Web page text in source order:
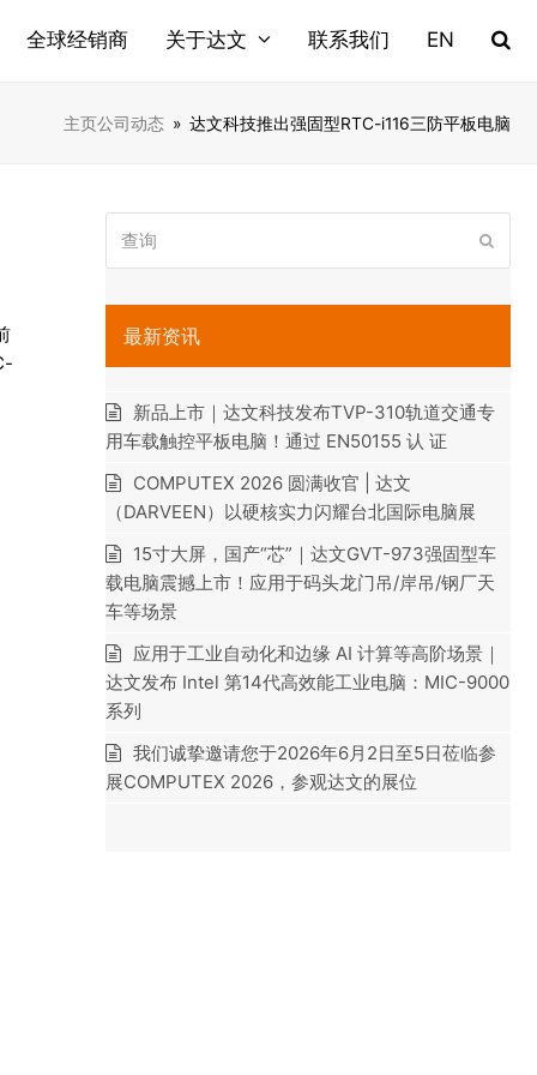
全球经销商 关于达文 联系我们 EN
主页公司动态 » 达文科技推出强固型RTC-i116三防平板电脑
询
最新资讯
新品上市｜达文科技发布TVP-310轨道交通专
用车载触控平板电脑！通过 EN50155 认 证
COMPUTEX 2026 圆满收官 | 达文
（DARVEEN）以硬核实力闪耀台北国际电脑展
15寸大屏，国产“芯”｜达文GVT-973强固型车
载电脑震撼上市！应用于码头龙门吊/岸吊/钢厂天
车等场景
应用于工业自动化和边缘 AI 计算等高阶场景｜
达文发布 Intel 第14代高效能工业电脑：MIC-9000
系列
我们诚挚邀请您于2026年6月2日至5日莅临参
展COMPUTEX 2026，参观达文的展位